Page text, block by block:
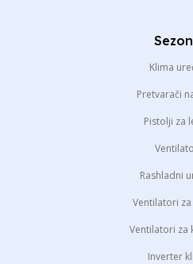
Klima
Pretvarači
Pistolji za
Rashladni
Ventilatori
Ventilatori za
Inverter